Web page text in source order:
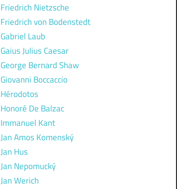
Friedrich Nietzsche
Friedrich von Bodenstedt
Gabriel Laub
Gaius Julius Caesar
George Bernard Shaw
Giovanni Boccaccio
Hérodotos
Honoré De Balzac
Immanuel Kant
Jan Amos Komenský
Jan Hus
Jan Nepomucký
Jan Werich